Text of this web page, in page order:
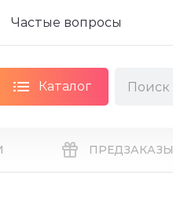
Частые вопросы
Каталог
ПРЕДЗАКАЗЫ